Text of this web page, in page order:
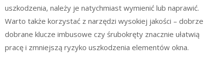
uszkodzenia, należy je natychmiast wymienić lub naprawić.
Warto także korzystać z narzędzi wysokiej jakości – dobrze
dobrane klucze imbusowe czy śrubokręty znacznie ułatwią
pracę i zmniejszą ryzyko uszkodzenia elementów okna.